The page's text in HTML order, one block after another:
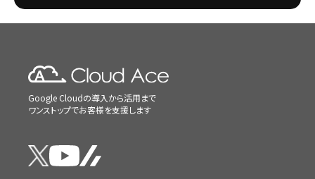
Google Cloudの導入から活用まで
ワンストップでお客様を支援します